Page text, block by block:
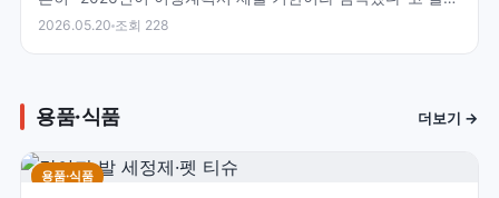
져 있지만 — 실제 이행계획서 제출은 이미 202…
2026.05.20 조회 228
용품·식품 더보기 →
용품·식품